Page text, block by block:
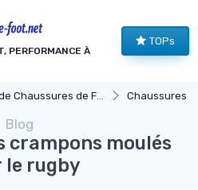
PERFORMANCE À
TOPs
Chaussures de Football Chaussures
Blog
crampons moulés
le rugby